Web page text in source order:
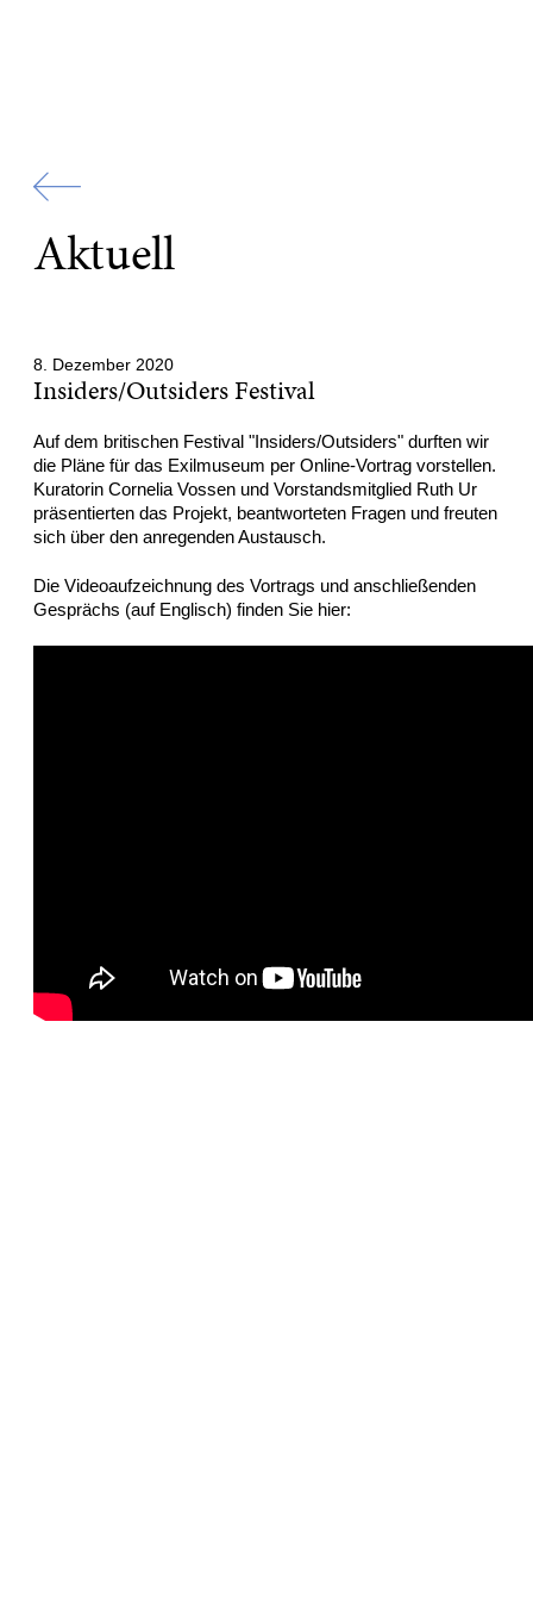
Aktuell
8. Dezember 2020
Insiders/Outsiders Festival
Auf dem britischen Festival "Insiders/Outsiders" durften wir
die Pläne für das Exilmuseum per Online-Vortrag vorstellen.
Kuratorin Cornelia Vossen und Vorstandsmitglied Ruth Ur
präsentierten das Projekt, beantworteten Fragen und freuten
sich über den anregenden Austausch.
Die Videoaufzeichnung des Vortrags und anschließenden
Gesprächs (auf Englisch) finden Sie hier: